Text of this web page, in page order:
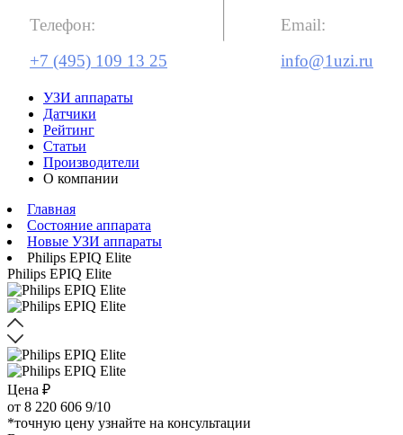
Телефон:
+7 (495) 109 13 25
Email:
info@1uzi.ru
УЗИ аппараты
Датчики
Рейтинг
Статьи
Производители
О компании
Главная
Состояние аппарата
Новые УЗИ аппараты
Philips EPIQ Elite
Philips EPIQ Elite
Цена ₽
от 8 220 606 9/10
*точную цену узнайте на консультации